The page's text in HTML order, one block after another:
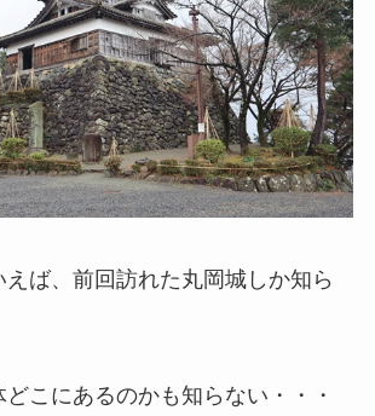
ば、前回訪れた丸岡城しか知ら
こにあるのかも知らない・・・